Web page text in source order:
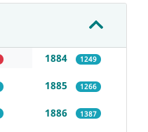
1884 1249
1885 1266
1886 1387